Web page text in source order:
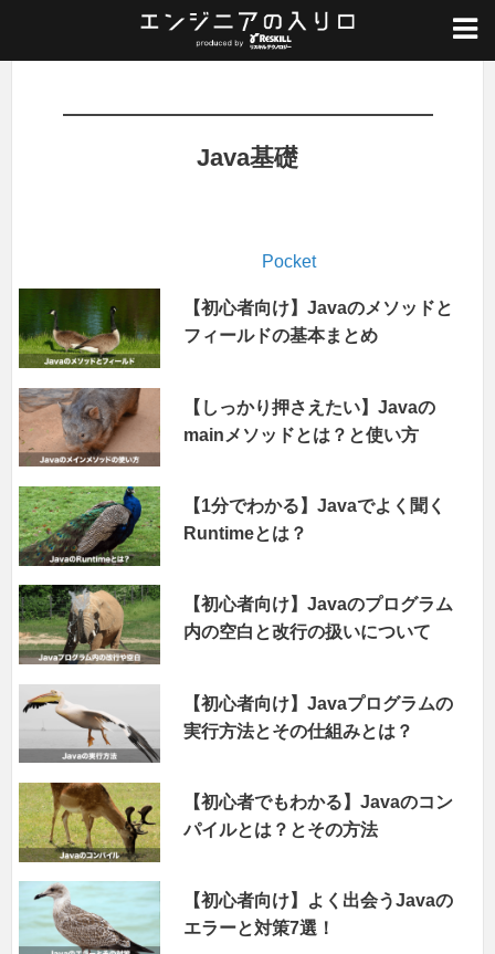
Java入門 / Java基礎
Java基礎
Pocket
【初心者向け】Javaのメソッドと
フィールドの基本まとめ
【しっかり押さえたい】Javaの
mainメソッドとは？と使い方
【1分でわかる】Javaでよく聞く
Runtimeとは？
【初心者向け】Javaのプログラム
内の空白と改行の扱いについて
【初心者向け】Javaプログラムの
実行方法とその仕組みとは？
【初心者でもわかる】Javaのコン
パイルとは？とその方法
【初心者向け】よく出会うJavaの
エラーと対策7選！